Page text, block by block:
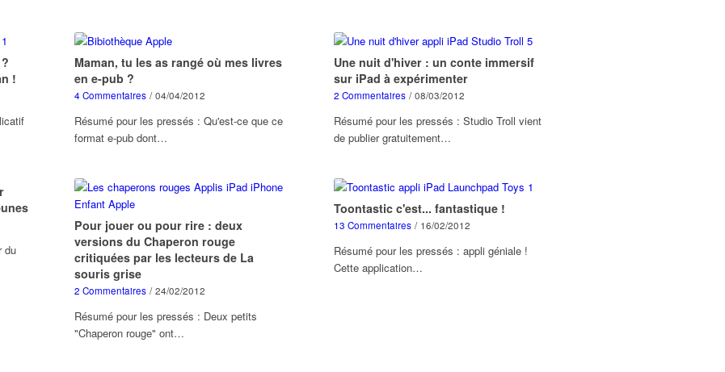
!
Maman, tu les as rangé où mes livres
en e-pub ?
4 Commentaires / 04/04/2012
Résumé pour les pressés : Qu'est-ce que ce
format e-pub dont…
Une nuit d'hiver : un conte immersif
sur iPad à expérimenter
2 Commentaires / 08/03/2012
Résumé pour les pressés : Studio Troll vient
de publier gratuitement…
du
Pour jouer ou pour rire : deux
versions du Chaperon rouge
critiquées par les lecteurs de La
souris grise
2 Commentaires / 24/02/2012
Résumé pour les pressés : Deux petits
"Chaperon rouge" ont…
Toontastic c'est... fantastique !
13 Commentaires / 16/02/2012
Résumé pour les pressés : appli géniale !
Cette application…